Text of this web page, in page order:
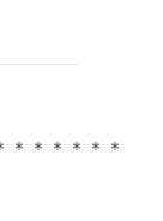
＊＊＊＊＊＊